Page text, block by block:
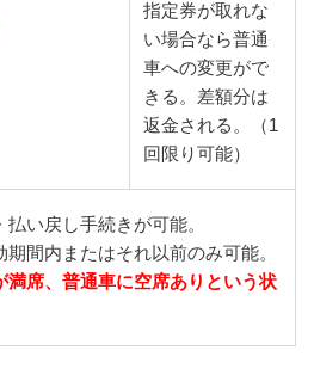
指定券が取れな
い場合なら普通
車への変更がで
きる。差額分は
返金される。（1
回限り可能）
い戻し手続きが可能。
間内またはそれ以前のみ可能。
満席、普通車に空席ありという状